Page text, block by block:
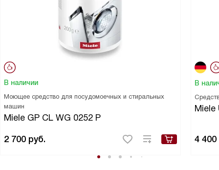
В наличии
Моющее средство для посудомоечных и стиральных
машин
Miele GP CL WG 0252 P
2 700 руб.
В
Miele
4 400